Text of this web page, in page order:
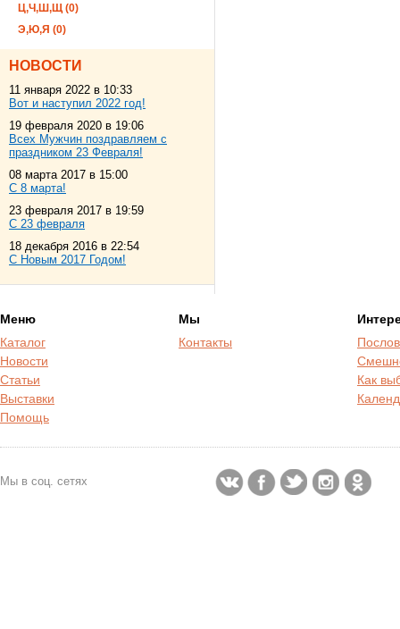
Ц,Ч,Ш,Щ (0)
Э,Ю,Я (0)
НОВОСТИ
11 января 2022 в 10:33
Вот и наступил 2022 год!
19 февраля 2020 в 19:06
Всех Мужчин поздравляем с
праздником 23 Февраля!
08 марта 2017 в 15:00
С 8 марта!
23 февраля 2017 в 19:59
С 23 февраля
18 декабря 2016 в 22:54
С Новым 2017 Годом!
Меню
Каталог
Новости
Статьи
Выставки
Помощь
Мы
Контакты
Как
Мы в соц. сетях